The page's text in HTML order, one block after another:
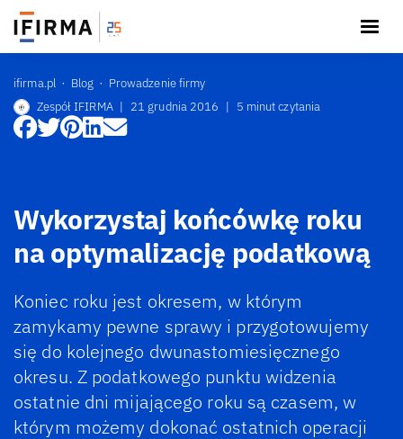
ifirma.pl Blog
Prowadzenie firmy
Zespół IFIRMA | 21 grudnia 2016 | 5 minut czytania
Wykorzystaj końcówkę roku
na optymalizację podatkową
Koniec roku jest okresem, w którym
zamykamy pewne sprawy i przygotowujemy
się do kolejnego dwunastomiesięcznego
okresu. Z podatkowego punktu widzenia
ostatnie dni mijającego roku są czasem, w
którym możemy dokonać ostatnich operacji